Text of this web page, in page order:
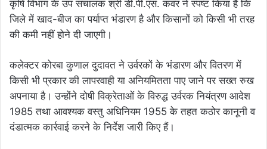
कृषि विभाग के उप संचालक श्री डी.पी.एस. कंवर ने स्पष्ट किया है कि
जिले में खाद-बीज का पर्याप्त भंडारण है और किसानों को किसी भी तरह
की कमी नहीं होने दी जाएगी।
कलेक्टर कोरबा कुणाल दुदावत ने उर्वरकों के भंडारण और वितरण में
किसी भी प्रकार की लापरवाही या अनियमितता पाए जाने पर सख्त रुख
अपनाया है। उन्होंने दोषी विक्रेताओं के विरुद्ध उर्वरक नियंत्रण आदेश
1985 तथा आवश्यक वस्तु अधिनियम 1955 के तहत कठोर कानूनी व
दंडात्मक कार्रवाई करने के निर्देश जारी किए हैं।